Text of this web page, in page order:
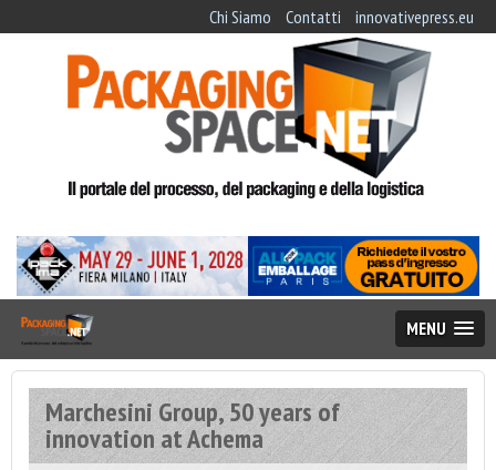
Chi Siamo Contatti innovativepress.eu
MENU
Marchesini Group, 50 years of
innovation at Achema